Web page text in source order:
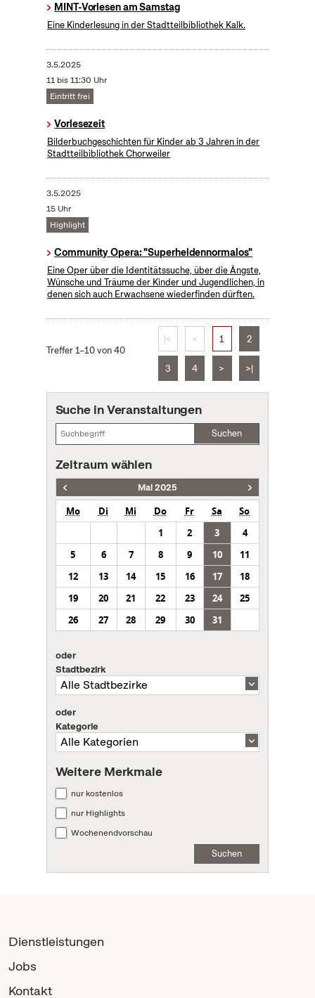
MINT-Vorlesen am Samstag
Eine Kinderlesung in der Stadtteilbibliothek Kalk.
3.5.2025
11 bis 11:30 Uhr
Eintritt frei
Vorlesezeit
Bilderbuchgeschichten für Kinder ab 3 Jahren in der
Stadtteilbibliothek Chorweiler
3.5.2025
15 Uhr
Highlight
Community Opera: "Superheldennormalos"
Eine Oper über die Identitätssuche, über die Ängste,
Wünsche und Träume der Kinder und Jugendlichen, in
denen sich auch Erwachsene wiederfinden dürften.
Treffer 1–10 von 40
|< < 1 2
3 4 > >|
Suche in Veranstaltungen
Suchen
Zeitraum wählen
Mai 2025
Mo Di Mi Do Fr Sa
So
1
2 3
4
5
6 7 8 9 10
11
12
13 14 15 16 17
18
19
20 21 22 23 24
25
26
27 28 29 30 31
oder
Stadtbezirk
oder
Kategorie
Weitere Merkmale
nur kostenlos
nur Highlights
Wochenendvorschau
Suchen
Dienstleistungen
Jobs
Kontakt